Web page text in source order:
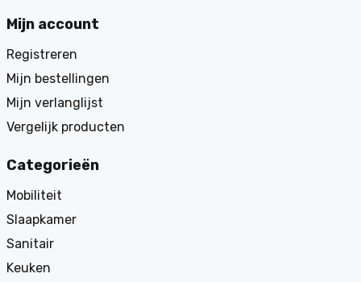
Mijn account
Registreren
Mijn bestellingen
Mijn verlanglijst
Vergelijk producten
Categorieën
Mobiliteit
Slaapkamer
Sanitair
Keuken